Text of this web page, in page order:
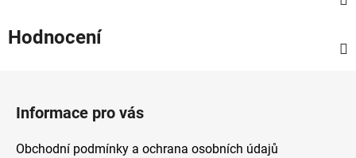
Hodnocení
Informace pro vás
Obchodní podmínky a ochrana osobních údajů